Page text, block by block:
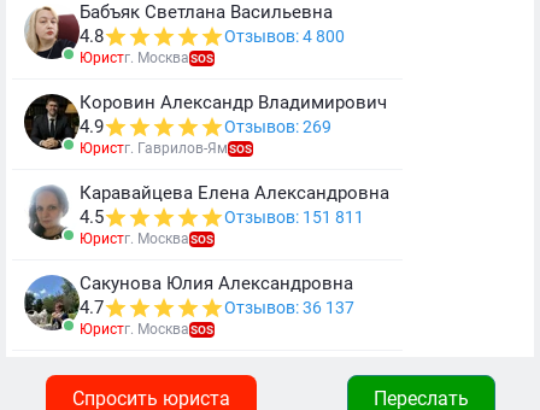
Спросить юриста Переслать
Бабъяк Светлана Васильевна
4.8
Отзывов: 4 800
Юристг. МоскваSOS
Коровин Александр Владимирович
4.9
Отзывов: 269
Юристг. Гаврилов-ЯмSOS
Каравайцева Елена Александровна
4.5
Отзывов: 151 811
Юристг. МоскваSOS
Сакунова Юлия Александровна
4.7
Отзывов: 36 137
Юристг. МоскваSOS